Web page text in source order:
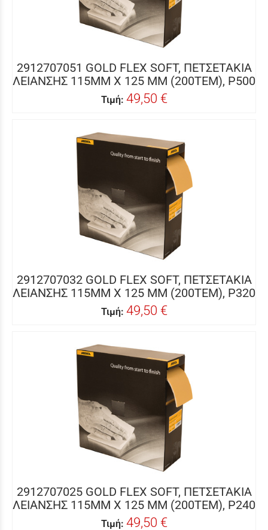
2912707051 GOLD FLEX SOFT, ΠΕΤΣΕΤΑΚΙΑ
ΛΕΙΑΝΣΗΣ 115MM X 125 MM (200ΤΕΜ), P500
Τιμή: 49,50 €
2912707032 GOLD FLEX SOFT, ΠΕΤΣΕΤΑΚΙΑ
ΛΕΙΑΝΣΗΣ 115MM X 125 MM (200ΤΕΜ), P320
Τιμή: 49,50 €
2912707025 GOLD FLEX SOFT, ΠΕΤΣΕΤΑΚΙΑ
ΛΕΙΑΝΣΗΣ 115MM X 125 MM (200ΤΕΜ), P240
Τιμή: 49,50 €